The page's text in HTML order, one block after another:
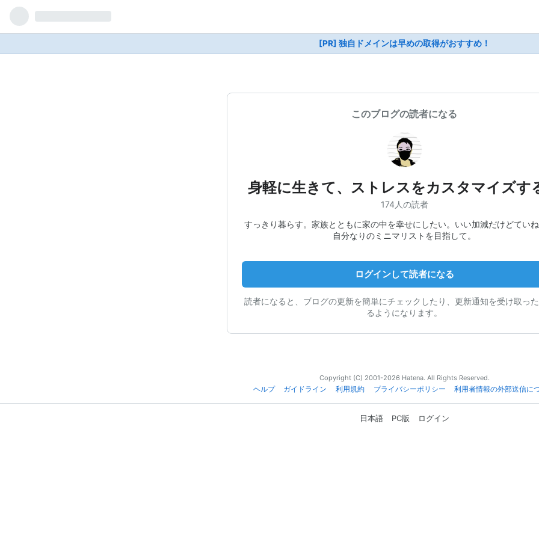
[PR] 独自ドメインは早めの取得がおすすめ！
このブログの読者になる
身軽に生きて、ストレスをカスタマイズす
174人の読者
すっきり暮らす。家族とともに家の中を幸せにしたい。いい加減だけどていね
自分なりのミニマリストを目指して。
ログインして読者になる
読者になると、ブログの更新を簡単にチェックしたり、更新通知を受け取っ
るようになります。
Copyright (C) 2001-2026 Hatena. All Rights Reserved.
ヘルプ
ガイドライン 利用規約 プライバシーポリシー 利用者情報の外部送信に
日本語 PC版 ログイン